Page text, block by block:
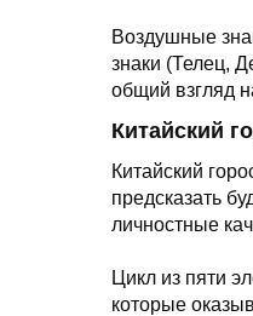
Воздушные
знаки (Телец,
общий взгляд
Китайский
Китайский
предсказать
личностные
Цикл из пяти
которые